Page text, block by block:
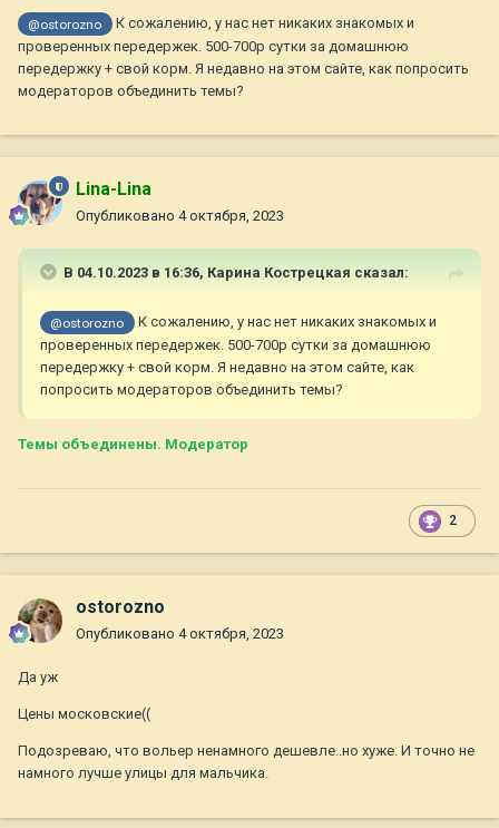
@ostorozno
К сожалению, у нас нет никаких знакомых и
проверенных передержек. 500-700р сутки за домашнюю
передержку + свой корм. Я недавно на этом сайте, как попросить
модераторов объединить темы?
Lina-Lina
Опубликовано 4 октября, 2023
В 04.10.2023 в 16:36, Карина Кострецкая сказал:
@ostorozno
К сожалению, у нас нет никаких знакомых и
проверенных передержек. 500-700р сутки за домашнюю
передержку + свой корм. Я недавно на этом сайте, как
попросить модераторов объединить темы?
Темы объединены. Модератор
2
ostorozno
Опубликовано 4 октября, 2023
Да уж
Цены московские((
Подозреваю, что вольер ненамного дешевле..но хуже. И точно не
намного лучше улицы для мальчика.